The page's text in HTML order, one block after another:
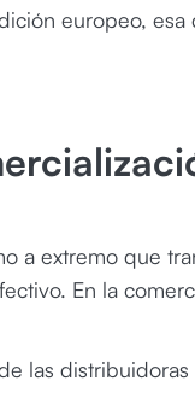
europeo, esa
a extremo que
En la
las distribuidoras